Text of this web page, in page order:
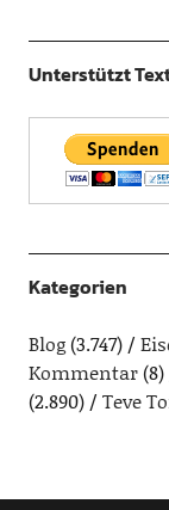
Unterstützt
Kategorien
Blog(3.747)
Kommentar(8)
(2.890)
Teve